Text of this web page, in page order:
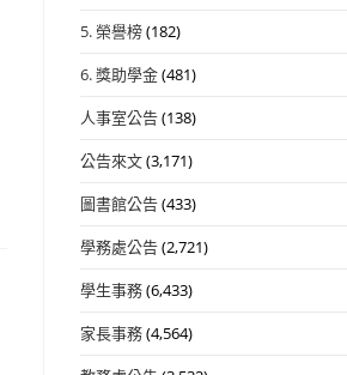
5. 榮譽榜(182)
6. 獎助學金(481)
人事室公告(138)
公告來文(3,171)
圖書館公告(433)
學務處公告(2,721)
學生事務(6,433)
家長事務(4,564)